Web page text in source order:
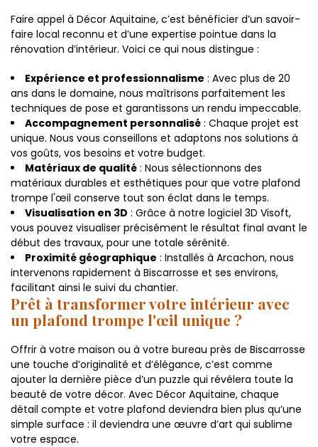
Faire appel à Décor Aquitaine, c’est bénéficier d’un savoir-
faire local reconnu et d’une expertise pointue dans la
rénovation d’intérieur. Voici ce qui nous distingue :
Expérience et professionnalisme : Avec plus de 20
ans dans le domaine, nous maîtrisons parfaitement les
techniques de pose et garantissons un rendu impeccable.
Accompagnement personnalisé : Chaque projet est
unique. Nous vous conseillons et adaptons nos solutions à
vos goûts, vos besoins et votre budget.
Matériaux de qualité : Nous sélectionnons des
matériaux durables et esthétiques pour que votre plafond
trompe l'œil conserve tout son éclat dans le temps.
Visualisation en 3D : Grâce à notre logiciel 3D Visoft,
vous pouvez visualiser précisément le résultat final avant le
début des travaux, pour une totale sérénité.
Proximité géographique : Installés à Arcachon, nous
intervenons rapidement à Biscarrosse et ses environs,
facilitant ainsi le suivi du chantier.
Prêt à transformer votre intérieur avec
un plafond trompe l'œil unique ?
Offrir à votre maison ou à votre bureau près de Biscarrosse
une touche d’originalité et d’élégance, c’est comme
ajouter la dernière pièce d’un puzzle qui révélera toute la
beauté de votre décor. Avec Décor Aquitaine, chaque
détail compte et votre plafond deviendra bien plus qu’une
simple surface : il deviendra une œuvre d’art qui sublime
votre espace.